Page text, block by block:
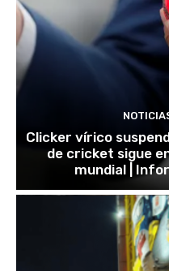
Clicker vírico
de cricket sigue
mundial |